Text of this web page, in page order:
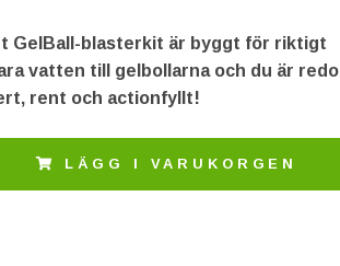
GelBall-blasterkit är byggt för riktigt
vatten till gelbollarna och du är redo
rent och actionfyllt!
LÄGG I VARUKORGEN